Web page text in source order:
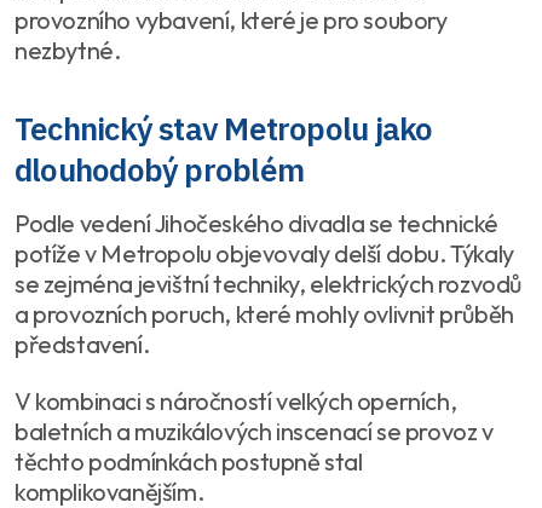
provozního vybavení, které je pro soubory
nezbytné.
Technický stav Metropolu jako
dlouhodobý problém
Podle vedení Jihočeského divadla se technické
potíže v Metropolu objevovaly delší dobu. Týkaly
se zejména jevištní techniky, elektrických rozvodů
a provozních poruch, které mohly ovlivnit průběh
představení.
V kombinaci s náročností velkých operních,
baletních a muzikálových inscenací se provoz v
těchto podmínkách postupně stal
komplikovanějším.